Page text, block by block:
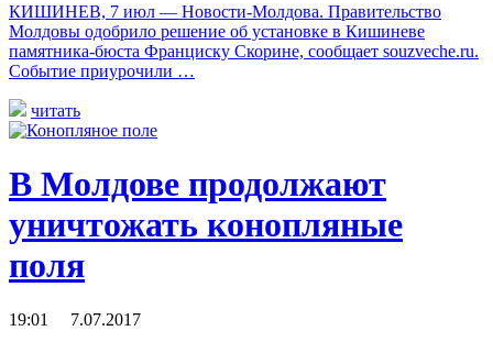
КИШИНЕВ, 7 июл — Новости-Молдова. Правительство
Молдовы одобрило решение об установке в Кишиневе
памятника-бюста Франциску Скорине, сообщает souzveche.ru.
Событие приурочили …
читать
В Молдове продолжают
уничтожать конопляные
поля
19:01 7.07.2017